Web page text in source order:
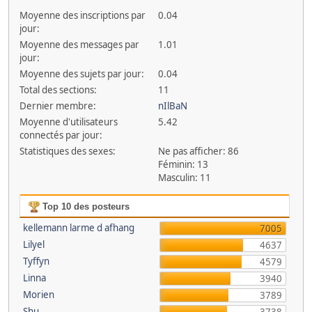
Moyenne des inscriptions par
jour:
0.04
Moyenne des messages par
jour:
1.01
Moyenne des sujets par jour:
0.04
Total des sections:
11
Dernier membre:
nIlBaN
Moyenne d'utilisateurs
connectés par jour:
5.42
Statistiques des sexes:
Ne pas afficher: 86
Féminin: 13
Masculin: 11
Top 10 des posteurs
kellemann larme d afhang
7005
Lilyel
4637
Tyffyn
4579
Linna
3940
Morien
3789